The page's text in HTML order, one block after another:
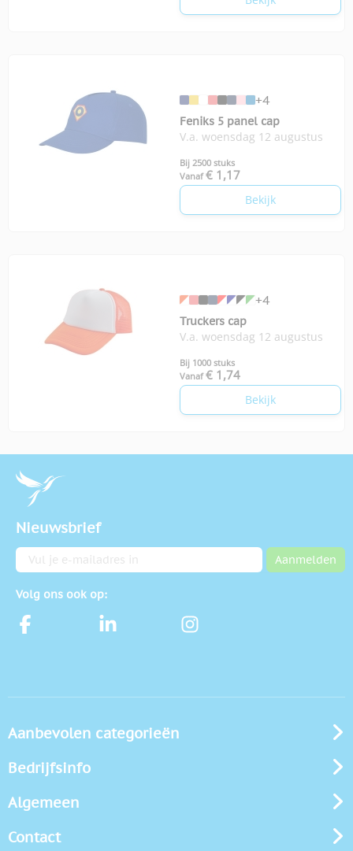
+4
Feniks 5 panel cap
V.a. woensdag 12 augustus
Bij 2500 stuks
Vanaf € 1,17
Bekijk
+4
Truckers cap
V.a. woensdag 12 augustus
Bij 1000 stuks
Vanaf € 1,74
Bekijk
Nieuwsbrief
E-mailadres Aanmelden
Volg ons ook op:
Aanbevolen categorieën
Bedrijfsinfo
Algemeen
Contact